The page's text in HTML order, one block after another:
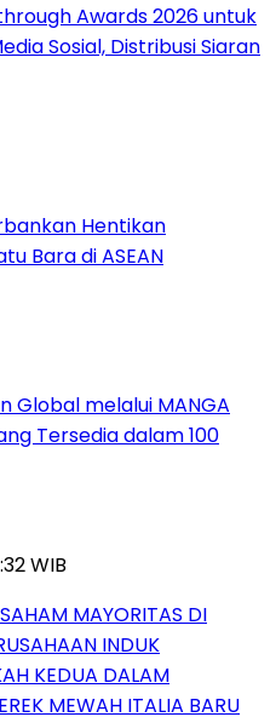
Awards 2026 untuk
Sosial, Distribusi Siaran
Hentikan
Bara di ASEAN
Global melalui MANGA
Tersedia dalam 100
WIB
MAYORITAS DI
INDUK
KEDUA DALAM
MEWAH ITALIA BARU